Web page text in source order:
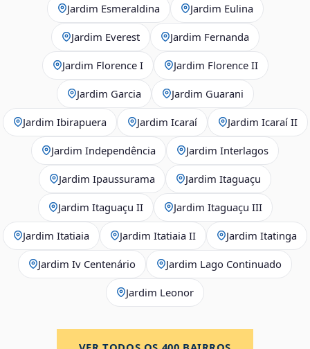
Jardim Esmeraldina Jardim Eulina
Jardim Everest Jardim Fernanda
Jardim Florence I Jardim Florence II
Jardim Garcia Jardim Guarani
Jardim Ibirapuera Jardim Icaraí Jardim Icaraí II
Jardim Independência Jardim Interlagos
Jardim Ipaussurama Jardim Itaguaçu
Jardim Itaguaçu II Jardim Itaguaçu III
Jardim Itatiaia Jardim Itatiaia II Jardim Itatinga
Jardim Iv Centenário Jardim Lago Continuado
Jardim Leonor